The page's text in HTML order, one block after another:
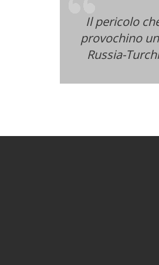
Il pericolo
provochino
Russia-